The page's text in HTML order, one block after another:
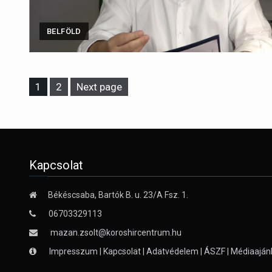
BELFÖLD
Page
1 Page
2 Next page
Kapcsolat
Békéscsaba, Bartók B. u. 23/A Fsz. 1.
06703329113
mazan.zsolt@koroshircentrum.hu
Impresszum
Kapcsolat Adatvédelem ÁSZF